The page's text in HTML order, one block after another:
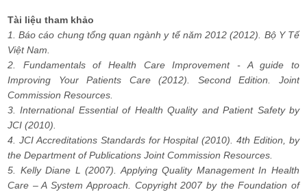
Tài liệu tham khảo
1. Báo cáo chung tổng quan ngành y tế năm 2012 (2012). Bộ Y Tế
Việt Nam.
2. Fundamentals of Health Care Improvement - A guide to
Improving Your Patients Care (2012). Second Edition. Joint
Commission Resources.
3. International Essential of Health Quality and Patient Safety by
JCI (2010).
4. JCI Accreditations Standards for Hospital (2010). 4th Edition, by
the Department of Publications Joint Commission Resources.
5. Kelly Diane L (2007). Applying Quality Management In Health
Care – A System Approach. Copyright 2007 by the Foundation of